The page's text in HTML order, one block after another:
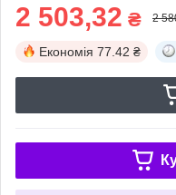
2 503,32 ₴ 2
Економія 77.42 ₴